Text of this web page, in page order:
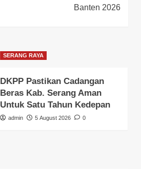
Banten 2026
SERANG RAYA
DKPP Pastikan Cadangan
Beras Kab. Serang Aman
Untuk Satu Tahun Kedepan
admin 5 August 2026 0